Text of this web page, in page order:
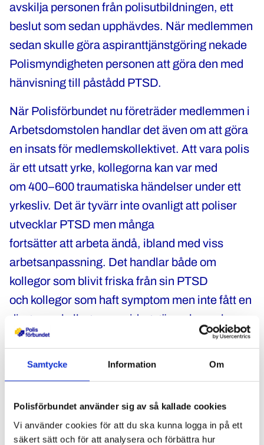
Samtycke Information Om
Polisförbundet använder sig av så kallade cookies
Vi använder cookies för att du ska kunna logga in på ett
säkert sätt och för att analysera och förbättra hur
avskilja personen från polisutbildningen, ett
beslut som sedan upphävdes. När medlemmen
sedan skulle göra aspiranttjänstgöring nekade
Polismyndigheten personen att göra den med
hänvisning till påstådd PTSD.
När Polisförbundet nu företräder medlemmen i
Arbetsdomstolen handlar det även om att göra
en insats för medlemskollektivet. Att vara polis
är ett utsatt yrke, kollegorna kan var med
om 400–600 traumatiska händelser under ett
yrkesliv. Det är tyvärr inte ovanligt att poliser
utvecklar PTSD men många
fortsätter att arbeta ändå, ibland med viss
arbetsanpassning. Det handlar både om
kollegor som blivit friska från sin PTSD
och kollegor som haft symptom men inte fått en
diagnos – kollegor som idag gör en bra och
viktig insats i inre och yttre tjänst.
– Polismyndighetens påstående att PTSD inte
går att läka, saknar läkarvetenskaplig
grund. Att dessutom påstå att personer
med utläkt PTSD inte kan arbeta som polis i
yttre tjänst är mycket anmärkningsvärt. Vi tar